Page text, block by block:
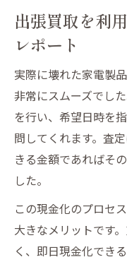
出張買取を利
レポート
実際に壊れた家電製
非常にスムーズでし
を行い、希望日時を
問してくれます。査
きる金額であればそ
した。
この現金化のプロセ
大きなメリットです
く、即日現金化でき